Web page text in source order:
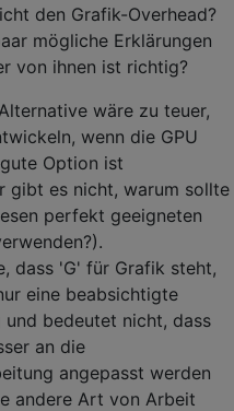
den Grafik-Overhead?
mögliche Erklärungen
von ihnen ist richtig?
wäre zu teuer,
wenn die GPU
Option ist
gibt es nicht, warum sollte
perfekt geeigneten
dass 'G' für Grafik steht,
eine beabsichtigte
und bedeutet nicht, dass
an die
angepasst werden
andere Art von Arbeit